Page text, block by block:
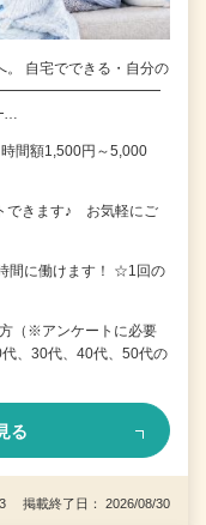
。 自宅でできる・自分の
━━━━━━━━━━━━━━
間額1,500円～5,000
できます♪ お気軽にご
間に働けます！ ☆1回の
（※アンケートに必要
、30代、40代、50代の
る
掲載終了日： 2026/08/30